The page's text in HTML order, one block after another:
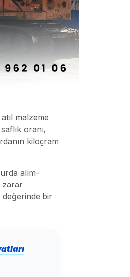
malzeme
oranı,
kilogram
alım-
zarar
değerinde bir